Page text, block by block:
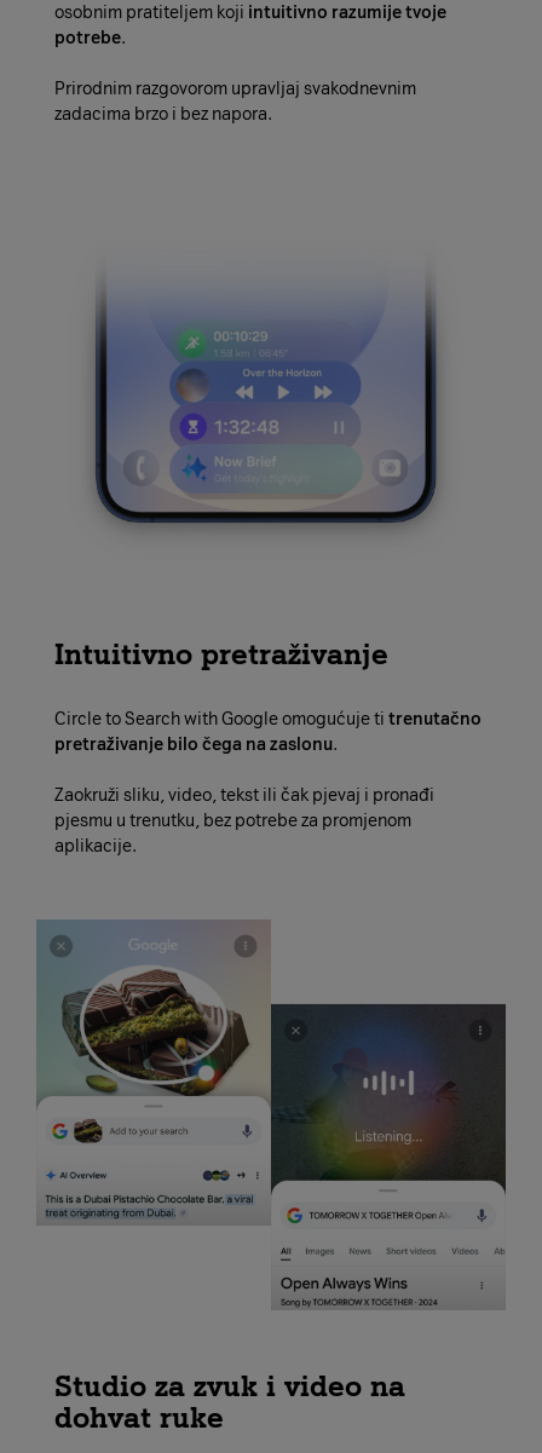
osobnim pratiteljem koji intuitivno razumije tvoje
potrebe.
Prirodnim razgovorom upravljaj svakodnevnim
zadacima brzo i bez napora.
Intuitivno pretraživanje
Circle to Search with Google omogućuje ti trenutačno
pretraživanje bilo čega na zaslonu.
Zaokruži sliku, video, tekst ili čak pjevaj i pronađi
pjesmu u trenutku, bez potrebe za promjenom
aplikacije.
Studio za zvuk i video na
dohvat ruke